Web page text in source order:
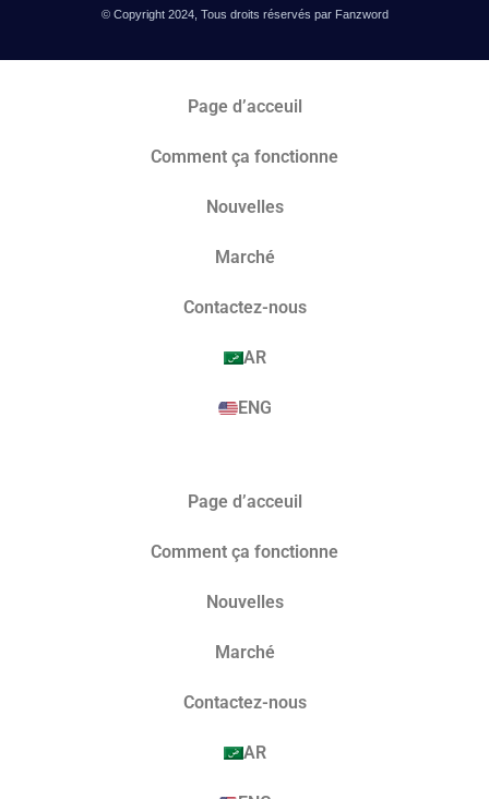
© Copyright 2024, Tous droits réservés par Fanzword
Page d’acceuil
Comment ça fonctionne
Nouvelles
Marché​
Contactez-nous
AR
ENG
Page d’acceuil
Comment ça fonctionne
Nouvelles
Marché​
Contactez-nous
AR